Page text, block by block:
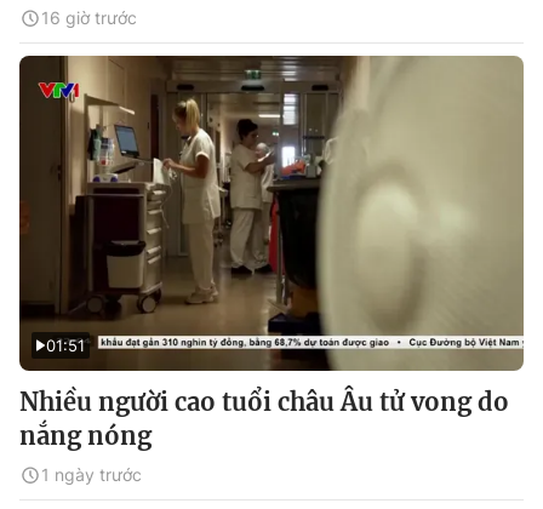
16 giờ trước
01:51
Nhiều người cao tuổi châu Âu tử vong do
nắng nóng
1 ngày trước